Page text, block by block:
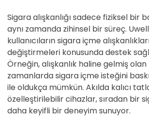
Sigara alışkanlığı sadece fiziksel bir
aynı zamanda zihinsel bir süreç.
kullanıcıların sigara içme
değiştirmeleri konusunda destek
Örneğin, alışkanlık haline gelmiş
zamanlarda sigara içme isteğini
ile oldukça mümkün. Akılda kalıcı
özelleştirilebilir cihazlar, sıradan bir
daha keyifli bir deneyim sunuyor.